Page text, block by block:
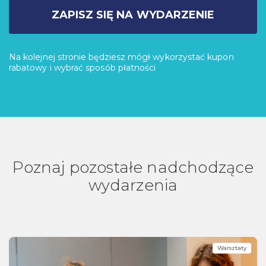
ZAPISZ SIĘ NA WYDARZENIE
Na kolejnej stronie będziesz mógł wykorzystać kupon
rabatowy i wybrać sposób płatności
Poznaj pozostałe nadchodzące
wydarzenia
Warsztaty